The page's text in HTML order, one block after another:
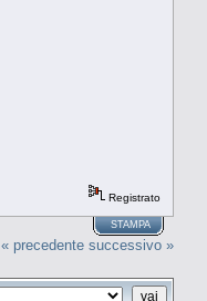
Registrato
STAMPA
« precedente successivo »